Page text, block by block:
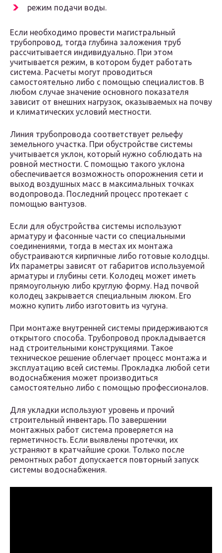
режим подачи воды.
Если необходимо провести магистральный
трубопровод, тогда глубина заложения труб
рассчитывается индивидуально. При этом
учитывается режим, в котором будет работать
система. Расчеты могут проводиться
самостоятельно либо с помощью специалистов. В
любом случае значение основного показателя
зависит от внешних нагрузок, оказываемых на почву
и климатических условий местности.
Линия трубопровода соответствует рельефу
земельного участка. При обустройстве системы
учитывается уклон, который нужно соблюдать на
ровной местности. С помощью такого уклона
обеспечивается возможность опорожнения сети и
выход воздушных масс в максимальных точках
водопровода. Последний процесс протекает с
помощью вантузов.
Если для обустройства системы используют
арматуру и фасонные части со специальными
соединениями, тогда в местах их монтажа
обустраиваются кирпичные либо готовые колодцы.
Их параметры зависят от габаритов используемой
арматуры и глубины сети. Колодец может иметь
прямоугольную либо круглую форму. Над почвой
колодец закрывается специальным люком. Его
можно купить либо изготовить из чугуна.
При монтаже внутренней системы придерживаются
открытого способа. Трубопровод прокладывается
над строительными конструкциями. Такое
техническое решение облегчает процесс монтажа и
эксплуатацию всей системы. Прокладка любой сети
водоснабжения может производиться
самостоятельно либо с помощью профессионалов.
Для укладки используют уровень и прочий
строительный инвентарь. По завершении
монтажных работ система проверяется на
герметичность. Если выявлены протечки, их
устраняют в кратчайшие сроки. Только после
ремонтных работ допускается повторный запуск
системы водоснабжения.